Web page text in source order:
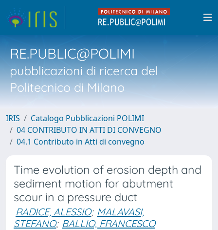
RE.PUBLIC@POLIMI
pubblicazioni di ricerca del
Politecnico di Milano
IRIS
Catalogo Pubblicazioni POLIMI
04 CONTRIBUTO IN ATTI DI CONVEGNO
04.1 Contributo in Atti di convegno
Time evolution of erosion depth and
sediment motion for abutment
scour in a pressure duct
RADICE, ALESSIO; MALAVASI,
STEFANO; BALLIO, FRANCESCO